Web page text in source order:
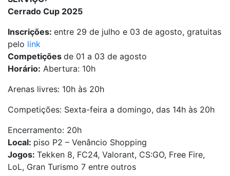
Cerrado Cup 2025
Inscrições: entre 29 de julho e 03 de agosto, gratuitas
pelo link
Competições de 01 a 03 de agosto
Horário: Abertura: 10h
Arenas livres: 10h às 20h
Competições: Sexta-feira a domingo, das 14h às 20h
Encerramento: 20h
Local: piso P2 – Venâncio Shopping
Jogos: Tekken 8, FC24, Valorant, CS:GO, Free Fire,
LoL, Gran Turismo 7 entre outros